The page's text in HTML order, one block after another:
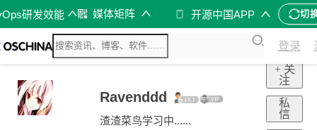
研发效能 媒体矩阵 开源中国APP 切
登录
Ravenddd
渣渣菜鸟学习中......
+ 关
注
私
信